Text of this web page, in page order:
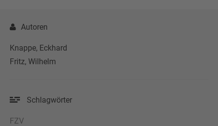
Autoren
Knappe, Eckhard
Fritz, Wilhelm
Schlagwörter
FZV